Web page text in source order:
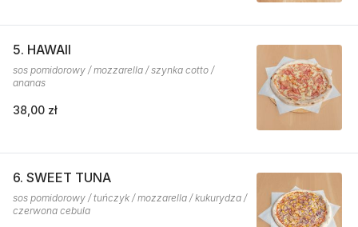
5. HAWAII
sos pomidorowy / mozzarella / szynka cotto /
ananas
38,00 zł
6. SWEET TUNA
sos pomidorowy / tuńczyk / mozzarella / kukurydza /
czerwona cebula